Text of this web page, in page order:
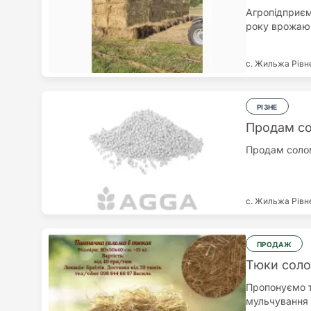
року
с. Жильжа
РІЗНЕ
Продам
Продам
с. Жильжа
ПРОДАЖ
Тюки
Пропонуємо